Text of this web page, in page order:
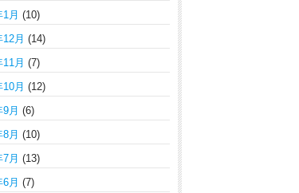
月 (10)
月 (14)
月 (7)
月 (12)
月 (6)
月 (10)
月 (13)
月 (7)